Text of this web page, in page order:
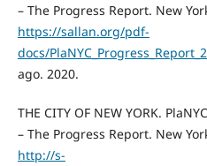
– The Progress Report. New
https://sallan.org/pdf-
docs/
ago. 2020.
THE CITY OF NEW YORK.
– The Progress Report. New
http://s-